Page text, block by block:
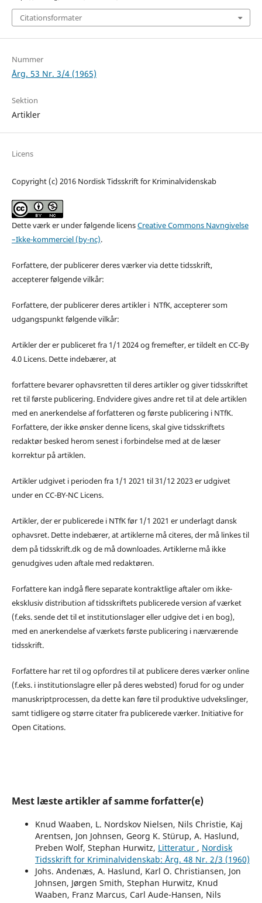
Citationsformater
Nummer
Årg. 53 Nr. 3/4 (1965)
Sektion
Artikler
Licens
Copyright (c) 2016 Nordisk Tidsskrift for Kriminalvidenskab
Dette værk er under følgende licensCreative Commons Navngivelse
–Ikke-kommerciel (by-nc).
Forfattere, der publicerer deres værker via dette tidsskrift,
accepterer følgende vilkår:
Forfattere, der publicerer deres artikler i NTfK, accepterer som
udgangspunkt følgende vilkår:
Artikler der er publiceret fra 1/1 2024 og fremefter, er tildelt en CC-By
4.0 Licens. Dette indebærer, at
forfattere bevarer ophavsretten til deres artikler og giver tidsskriftet
ret til første publicering. Endvidere gives andre ret til at dele artiklen
med en anerkendelse af forfatteren og første publicering i NTfK.
Forfattere, der ikke ønsker denne licens, skal give tidsskriftets
redaktør besked herom senest i forbindelse med at de læser
korrektur på artiklen.
Artikler udgivet i perioden fra 1/1 2021 til 31/12 2023 er udgivet
under en CC-BY-NC Licens.
Artikler, der er publicerede i NTfK før 1/1 2021 er underlagt dansk
ophavsret. Dette indebærer, at artiklerne må citeres, der må linkes til
dem på tidsskrift.dk og de må downloades. Artiklerne må ikke
genudgives uden aftale med redaktøren.
Forfattere kan indgå flere separate kontraktlige aftaler om ikke-
eksklusiv distribution af tidsskriftets publicerede version af værket
(f.eks. sende det til et institutionslager eller udgive det i en bog),
med en anerkendelse af værkets første publicering i nærværende
tidsskrift.
Forfattere har ret til og opfordres til at publicere deres værker online
(f.eks. i institutionslagre eller på deres websted) forud for og under
manuskriptprocessen, da dette kan føre til produktive udvekslinger,
samt tidligere og større citater fra publicerede værker. Initiative for
Open Citations.
Mest læste artikler af samme forfatter(e)
Knud Waaben, L. Nordskov Nielsen, Nils Christie, Kaj
Arentsen, Jon Johnsen, Georg K. Stürup, A. Haslund,
Preben Wolf, Stephan Hurwitz, Litteratur , Nordisk
Tidsskrift for Kriminalvidenskab: Årg. 48 Nr. 2/3 (1960)
Johs. Andenæs, A. Haslund, Karl O. Christiansen, Jon
Johnsen, Jørgen Smith, Stephan Hurwitz, Knud
Waaben, Franz Marcus, Carl Aude-Hansen, Nils